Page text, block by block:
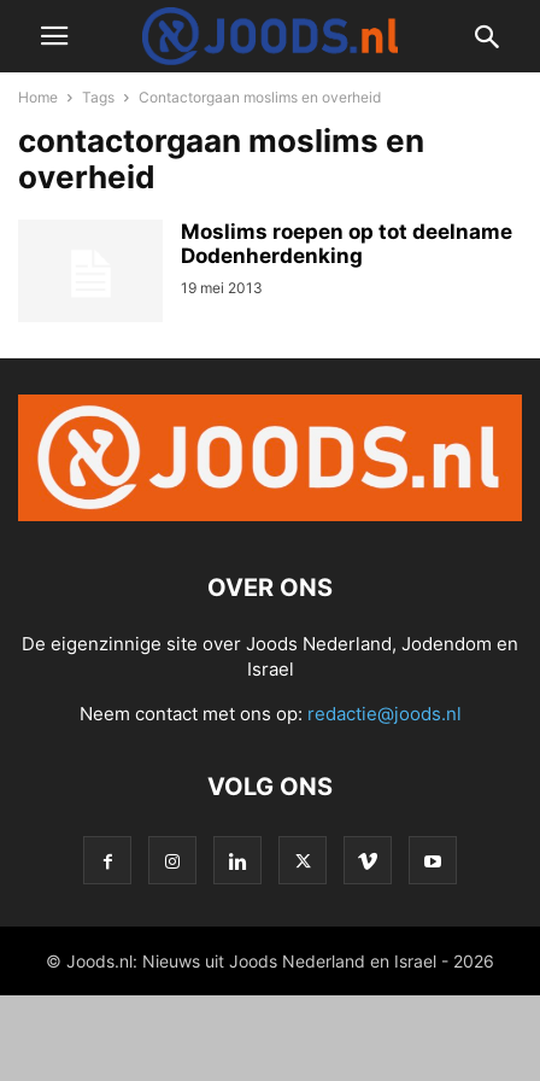
Home Tags Contactorgaan moslims en overheid
contactorgaan moslims en
overheid
Moslims roepen op tot deelname
Dodenherdenking
19 mei 2013
OVER ONS
De eigenzinnige site over Joods Nederland, Jodendom en
Israel
Neem contact met ons op: redactie@joods.nl
VOLG ONS
© Joods.nl: Nieuws uit Joods Nederland en Israel - 2026